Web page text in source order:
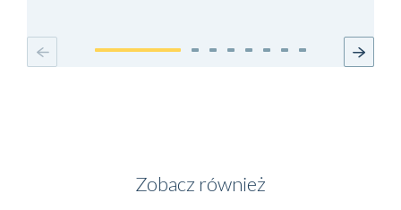
Zobacz również